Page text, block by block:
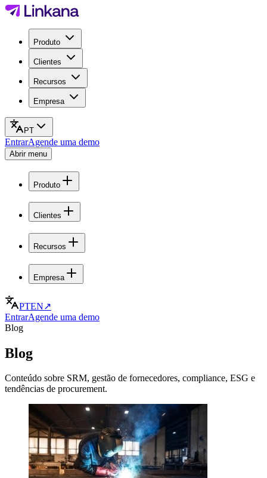
Produto
Clientes
Recursos
Empresa
PT
EntrarAgende uma demo
Abrir menu
Produto
Clientes
Recursos
Empresa
PTEN↗
EntrarAgende uma demo
Blog
Blog
Conteúdo sobre SRM, gestão de fornecedores, compliance, ESG e
tendências de procurement.